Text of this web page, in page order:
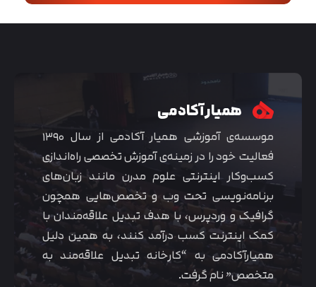
همیار آکادمی
موسسه‌ی آموزشی همیار آکادمی از سال ۱۳۹۰
فعالیت خود را در زمینه‌ی آموزش تخصصی راه‌اندازی
کسب‌و‌کار اینترنتی علوم مدرن مانند زبان‌های
برنامه‌نویسی تحت وب و تخصص‌هایی همچون
گرافیک و وردپرس، با هدف تبدیل علاقه‌مندان با
کمک اینترنت کسب درآمد کنند، به همین دلیل
همیارآکادمی به “کارخانه تبدیل علاقه‌مند به
متخصص” نام گرفت.
متوجه شدم